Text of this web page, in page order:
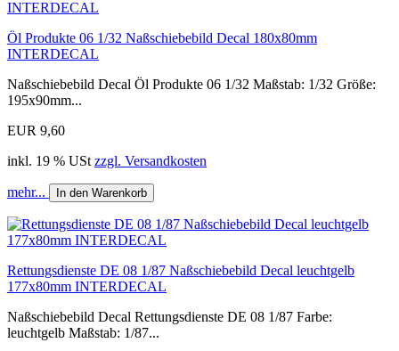
Öl Produkte 06 1/32 Naßschiebebild Decal 180x80mm
INTERDECAL
Naßschiebebild Decal Öl Produkte 06 1/32 Maßstab: 1/32 Größe:
195x90mm...
EUR 9,60
inkl. 19 % USt zzgl. Versandkosten
mehr... In den Warenkorb
Rettungsdienste DE 08 1/87 Naßschiebebild Decal leuchtgelb
177x80mm INTERDECAL
Naßschiebebild Decal Rettungsdienste DE 08 1/87 Farbe:
leuchtgelb Maßstab: 1/87...